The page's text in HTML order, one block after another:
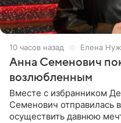
10 часов назад Елена
Анна Семенович
возлюбленным
Вместе с избранником
Семенович отправилась
осуществить давнюю